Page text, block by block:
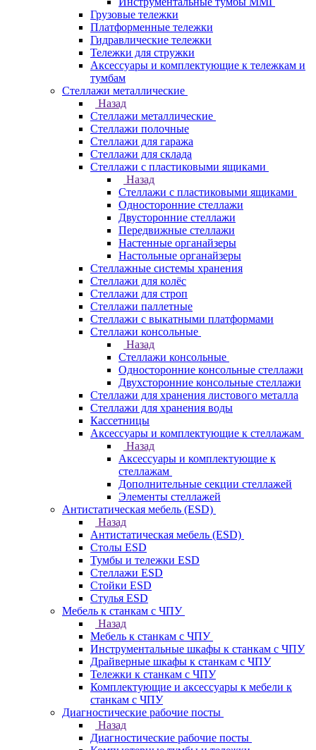
Грузовые тележки
Платформенные тележки
Гидравлические тележки
Тележки для стружки
Аксесcуары и комплектующие к тележкам и
тумбам
Стеллажи металлические
Назад
Стеллажи металлические
Стеллажи полочные
Стеллажи для гаража
Стеллажи для склада
Стеллажи с пластиковыми ящиками
Назад
Стеллажи с пластиковыми ящиками
Односторонние стеллажи
Двусторонние стеллажи
Передвижные стеллажи
Настенные органайзеры
Настольные органайзеры
Стеллажные системы хранения
Стеллажи для колёс
Стеллажи для строп
Стеллажи паллетные
Стеллажи с выкатными платформами
Стеллажи консольные
Назад
Стеллажи консольные
Односторонние консольные стеллажи
Двухсторонние консольные стеллажи
Стеллажи для хранения листового металла
Стеллажи для хранения воды
Кассетницы
Аксесcуары и комплектующие к стеллажам
Назад
Аксесcуары и комплектующие к
стеллажам
Дополнительные секции стеллажей
Элементы стеллажей
Антистатическая мебель (ESD)
Назад
Антистатическая мебель (ESD)
Столы ESD
Тумбы и тележки ESD
Стеллажи ESD
Стойки ESD
Стулья ESD
Мебель к станкам с ЧПУ
Назад
Мебель к станкам с ЧПУ
Инструментальные шкафы к станкам с ЧПУ
Драйверные шкафы к станкам с ЧПУ
Тележки к станкам с ЧПУ
Комплектующие и аксессуары к мебели к
станкам с ЧПУ
Диагностические рабочие посты
Назад
Диагностические рабочие посты